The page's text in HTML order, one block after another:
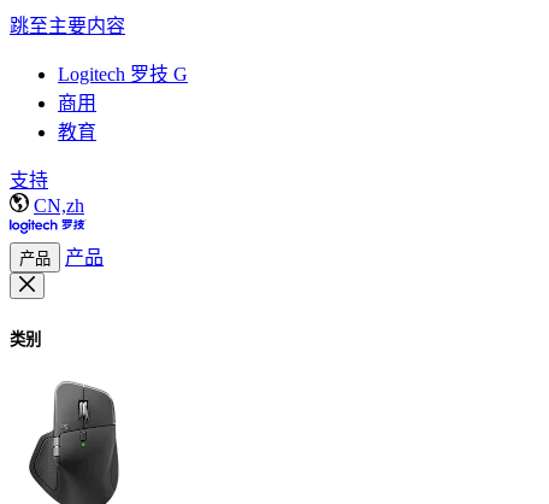
跳至主要内容
Logitech 罗技 G
商用
教育
支持
CN,zh
产品 产品
类别